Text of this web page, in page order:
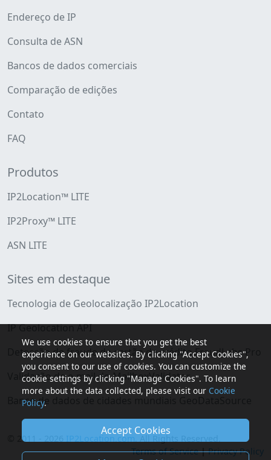
Endereço de IP
Consulta de ASN
Bancos de dados comerciais
Comparação de edições
Contato
FAQ
Produtos
IP2Location™ LITE
IP2Proxy™ LITE
ASN LITE
Sites em destaque
Tecnologia de Geolocalização IP2Location
IP Geolocation API
Detecção de fraude de cartão de crédito FraudLabs Pro
Validação de e-mail do MailboxValidator
Banco de dados de cidades mundiais GeoDataSource
© 2011 - 2026 IP2Location.com
Terms of Service|Privacy Policy
We use cookies to ensure that you get the best
experience on our websites. By clicking "Accept Cookies",
you consent to our use of cookies. You can customize the
cookie settings by clicking "Manage Cookies". To learn
more about the data collected, please visit our Cookie
Policy.
Accept Cookies